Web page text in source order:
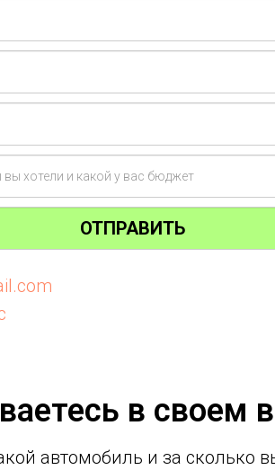
ОТПРАВИТЬ
в своем
автомобиль и за сколько